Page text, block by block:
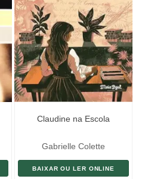
Claudine na Escola
Gabrielle Colette
BAIXAR OU LER ONLINE